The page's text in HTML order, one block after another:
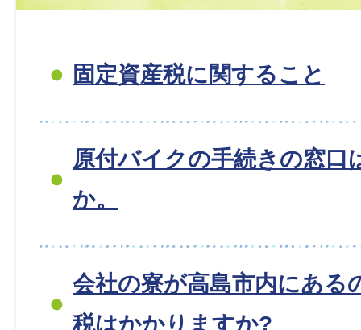
固定資産税に関すること
原付バイクの手続きの窓口
か。
会社の寮が高島市内にある
税はかかりますか?